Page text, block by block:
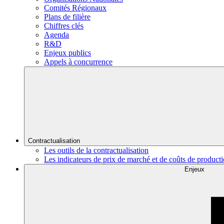
Comités Régionaux
Plans de filière
Chiffres clés
Agenda
R&D
Enjeux publics
Appels à concurrence
Contractualisation
Les outils de la contractualisation
Les indicateurs de prix de marché et de coûts de
Enjeux